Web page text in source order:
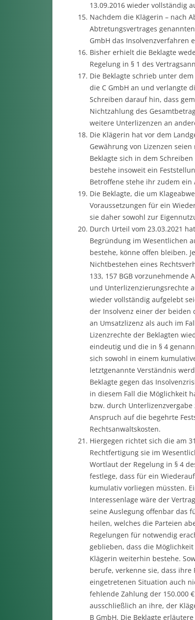
13.09.2016 wieder vollständig
Nachdem die Klägerin – nach
Abtretungsvertrages
GmbH das Insolvenzverfahren
Bisher erhielt die Beklagte
Regelung in § 1 des
Die Beklagte schrieb unter
die C GmbH an und verlangte
Schreiben darauf hin, dass
Nichtzahlung des
weitere Unterlizenzen an
Die Klägerin hat vor dem
Gewährung von Lizenzen
Beklagte sich in dem
bestehe insoweit ein
Betroffene stehe ihr zudem
Die Beklagte, die um
Voraussetzungen für ein
sie daher sowohl zur
Durch Urteil vom 23.03.2021
Begründung im Wesentlichen
bestehe, könne offen bleiben.
Nichtbestehen eines
133, 157 BGB vorzunehmende
und Unterlizenzierungsrechte
wieder vollständig aufgelebt
der Insolvenz einer der beiden
an Umsatzlizenz als auch im
Lizenzrechte der Beklagten
eindeutig und die in § 4
sich sowohl in einem
letztgenannte Verständnis
Beklagte gegen das
in diesem Fall die Möglichkeit
bzw. durch
Anspruch auf die begehrte
Rechtsanwaltskosten.
Hiergegen richtet sich die am
Rechtfertigung sie im
Wortlaut der Regelung in § 4
festlege, dass für ein
kumulativ vorliegen müssten.
Interessenlage wäre der
seine Auslegung offenbar das
heilen, welches die Parteien
Regelungen für notwendig
geblieben, dass die
Klägerin weiterhin bestehe.
berufe, verkenne sie, dass
eingetretenen Situation auch
fehlende Zahlung der 150.000
ausschließlich an ihre, der
B GmbH. Die Beklagte